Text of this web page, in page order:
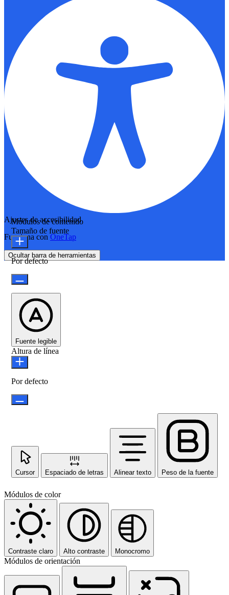
Ajustes de accesibilidad
Funciona con OneTap
Ocultar barra de herramientas
Módulos de contenido
Tamaño de fuente
Por defecto
Fuente legible
Altura de línea
Por defecto
Cursor Espaciado de letras Alinear texto Peso de la fuente
Módulos de color
Contraste claro Alto contraste Monocromo
Módulos de orientación